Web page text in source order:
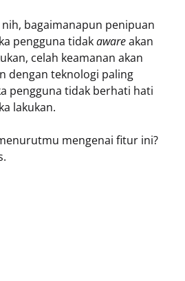
bagaimanapun penipuan
pengguna tidakawareakan
celah keamanan akan
dengan teknologi paling
pengguna tidak berhati hati
lakukan.
mengenai fitur ini?